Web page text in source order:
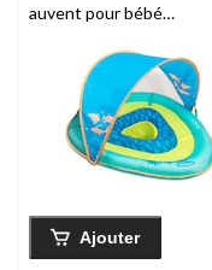
auvent pour bébé
SwimSchool, bleu, 6 à
24 mois
Ajouter